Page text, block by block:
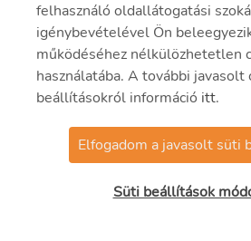
(06-1) 304-2000
© 2021 MVM Zrt.
felhasználó oldallátogatási
igénybevételével Ön
működéséhez nélkülözhetetlen
használatába. A további javasolt
beállításokról információ itt.
Elfogadom a javasolt süti
Süti beállítások